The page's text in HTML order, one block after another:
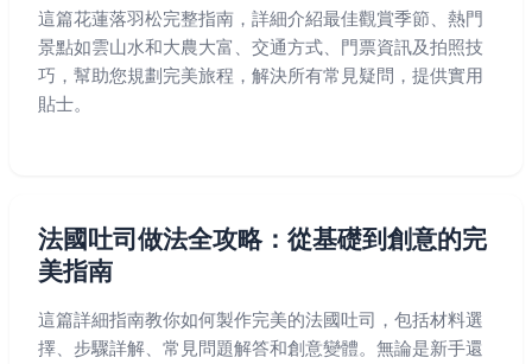
這篇花蓮落羽松完整指南，詳細介紹最佳觀賞季節、熱門
景點如雲山水和大農大富、交通方式、門票資訊及拍照技
巧，幫助您規劃完美旅程，解決所有常見疑問，提供實用
貼士。
法國吐司做法全攻略：從基礎到創意的完
美指南
這篇詳細指南教你如何製作完美的法國吐司，包括材料選
擇、步驟詳解、常見問題解答和創意變體。無論是新手還